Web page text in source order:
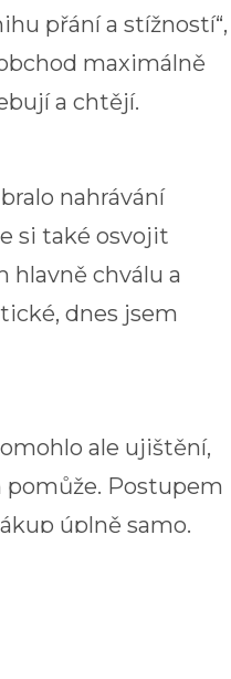
přání a stížností“,
maximálně
a chtějí.
nahrávání
si také osvojit
hlavně chválu a
dnes jsem
ale ujištění,
Postupem
úplně samo.